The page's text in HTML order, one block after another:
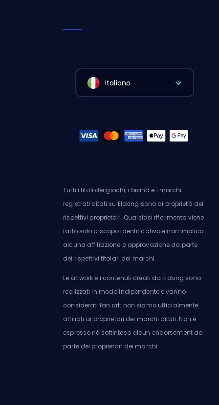
Italiano
Tutti i titoli dei giochi, i brand e i marchi
registrati citati su Eloking sono di proprietà dei
rispettivi proprietari. Qualsiasi riferimento viene
fatto solo a scopo identificativo e non implica
alcuna affiliazione o approvazione da parte
dei rispettivi titolari dei marchi.
Le artwork e i contenuti creati da Eloking sono
realizzati in modo indipendente e vanno
considerati fan art: non siamo ufficialmente
affiliati ai proprietari dei marchi citati. Non è
espresso né sottinteso alcun endorsement da
parte dei proprietari dei marchi.